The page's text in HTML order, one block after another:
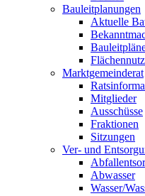
Bauleitplanungen
Aktuelle
Marktgemeinderat
Mitglieder
Ausschüsse
Fraktionen
Sitzungen
Ver- und
Abwasser
Wasser/